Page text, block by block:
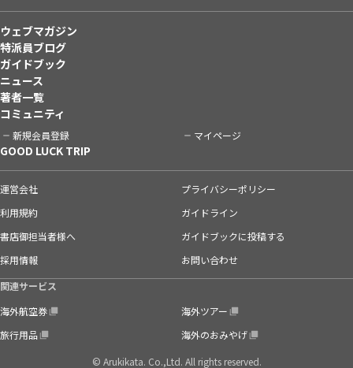
ウェブマガジン
特派員ブログ
ガイドブック
ニュース
著者一覧
コミュニティ
新規会員登録 マイページ
GOOD LUCK TRIP
運営会社
プライバシーポリシー
利用規約
ガイドライン
書店御担当者様へ
ガイドブックに投稿する
採用情報
お問い合わせ
関連サービス
海外航空券
海外ツアー
旅行用品
海外のおみやげ
© Arukikata. Co.,Ltd. All rights reserved.